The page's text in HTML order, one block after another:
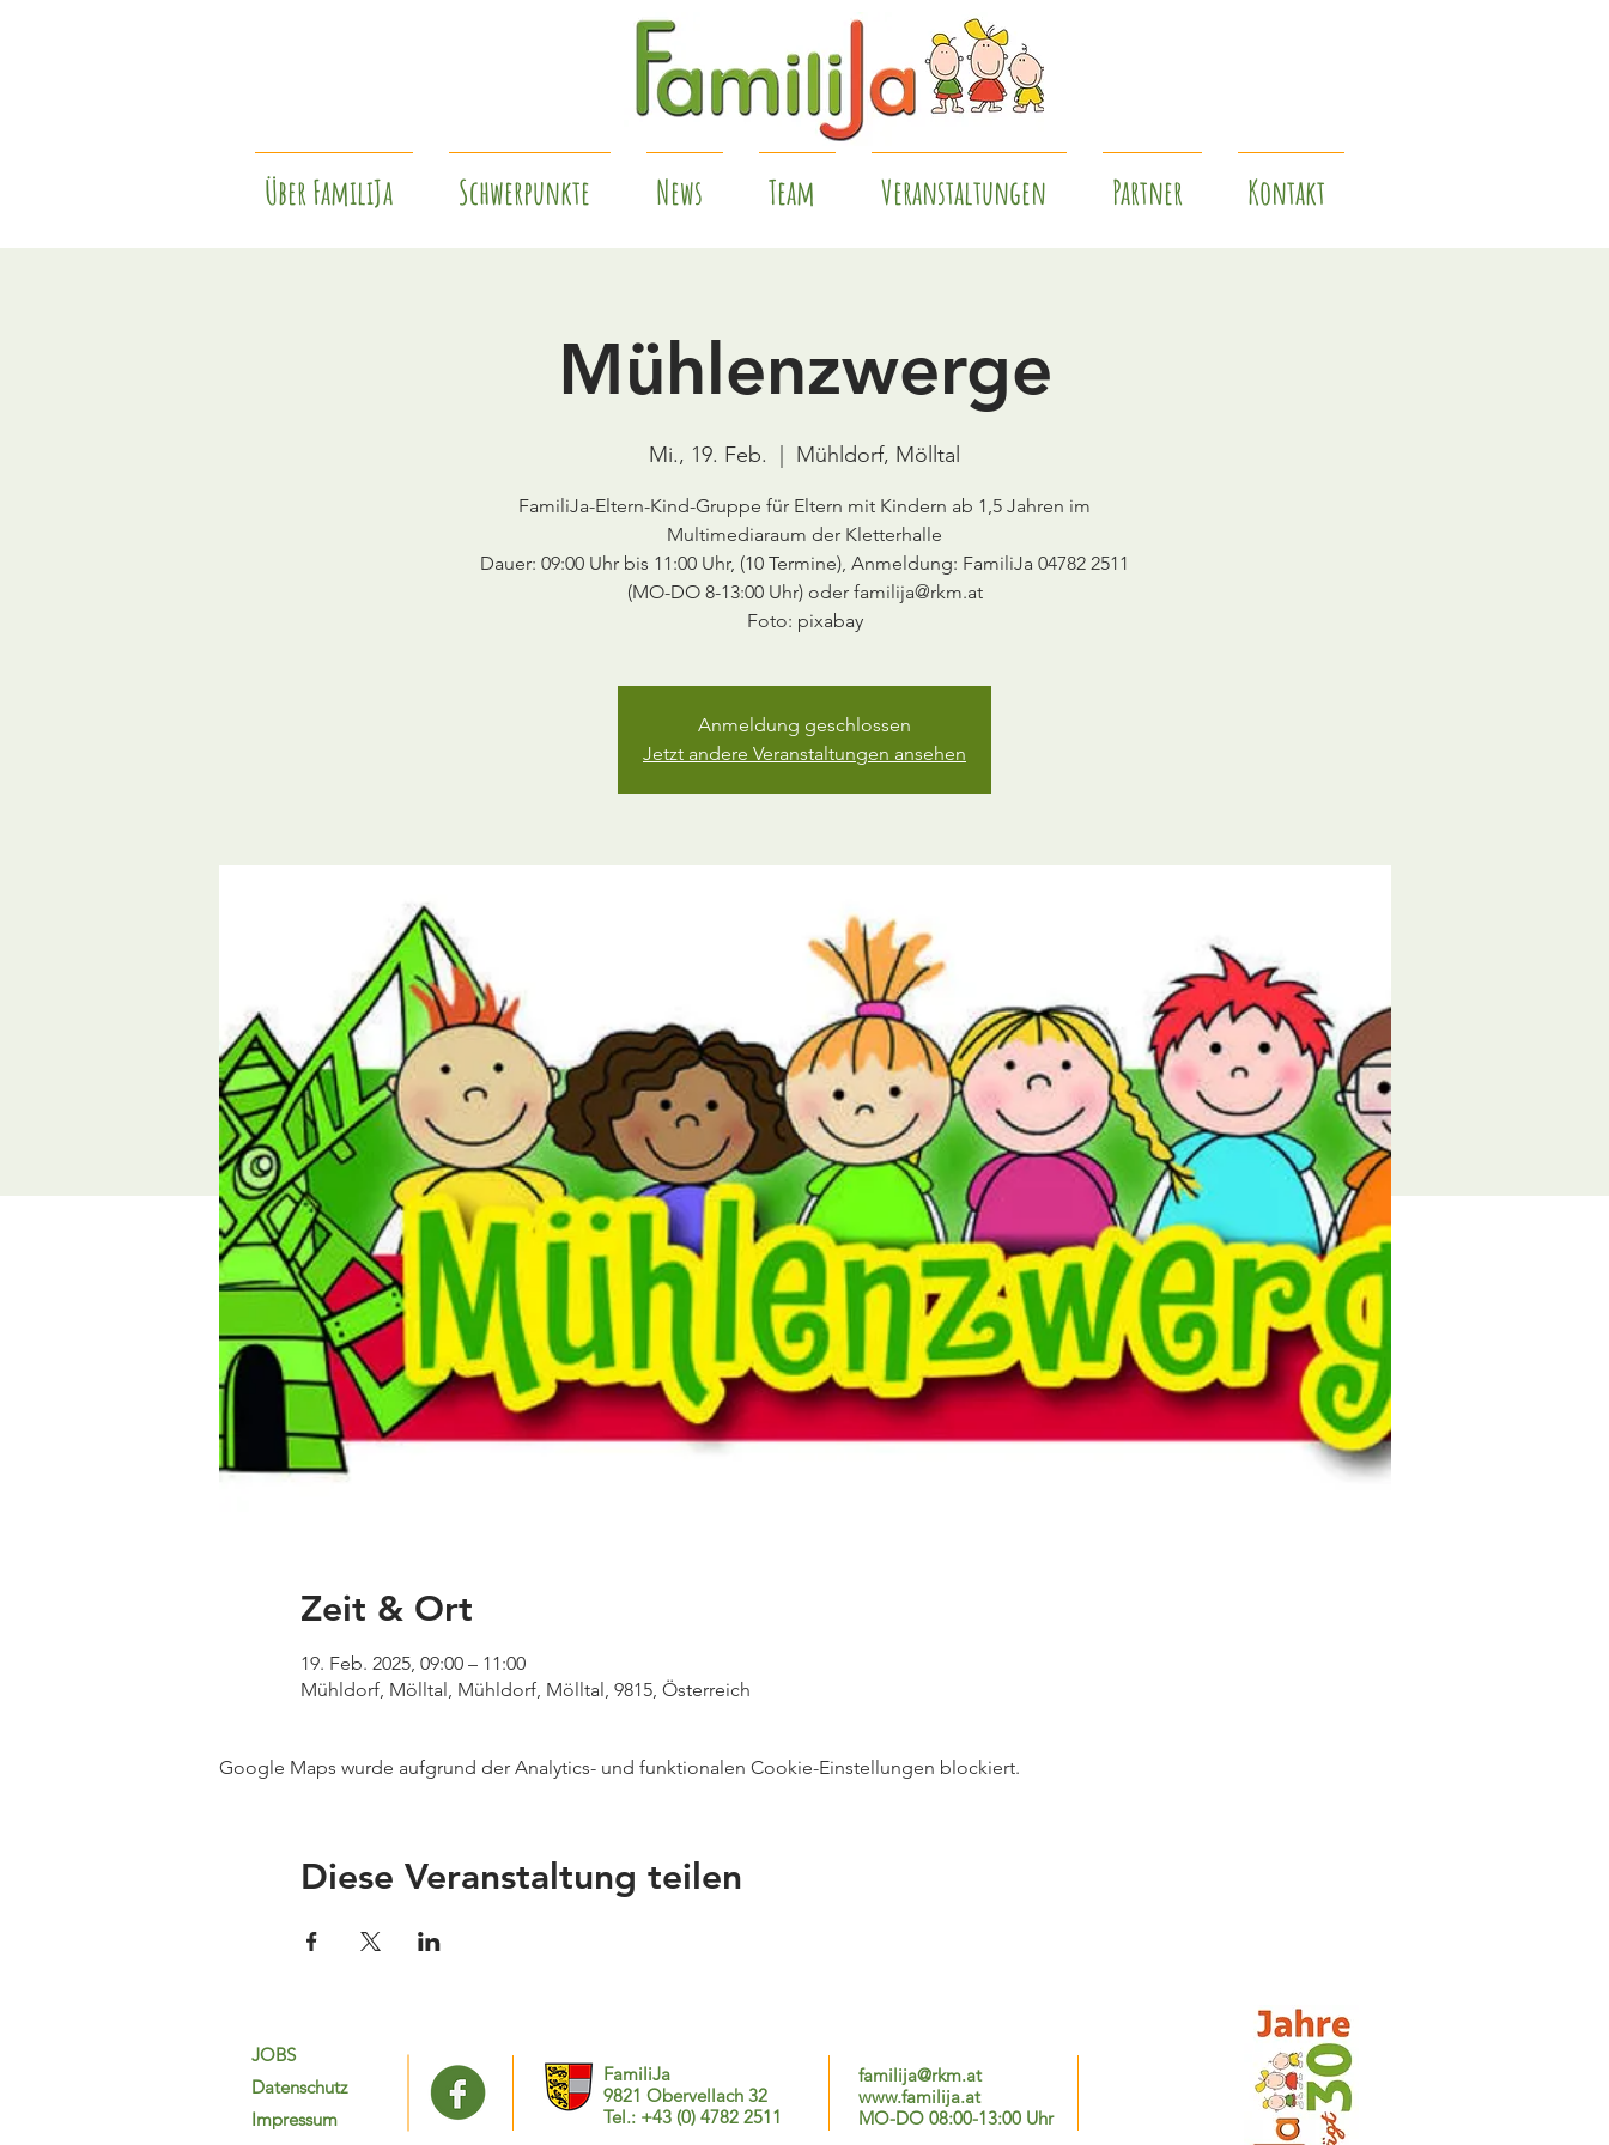
Über FamiliJa Schwerpunkte News Team Veranstaltungen Partner Kontakt
Mühlenzwerge
Mi., 19. Feb. Mühldorf, Mölltal
FamiliJa-Eltern-Kind-Gruppe für Eltern mit Kindern ab 1,5 Jahren im
Multimediaraum der Kletterhalle
Dauer: 09:00 Uhr bis 11:00 Uhr, (10 Termine), Anmeldung: FamiliJa 04782 2511
(MO-DO 8-13:00 Uhr) oder familija@rkm.at
Foto: pixabay
Anmeldung geschlossen
Jetzt andere Veranstaltungen ansehen
Zeit & Ort
19. Feb. 2025, 09:00 – 11:00
Mühldorf, Mölltal, Mühldorf, Mölltal, 9815, Österreich
Google Maps wurde aufgrund der Analytics- und funktionalen Cookie-Einstellungen blockiert.
Diese Veranstaltung teilen
JOBS
Datenschutz
Impressum
FamiliJa
9821 Obervellach 32
Tel.: +43 (0) 4782 2511
familija@rkm.at
www.familija.at
MO-DO 08:00-13:00 Uhr